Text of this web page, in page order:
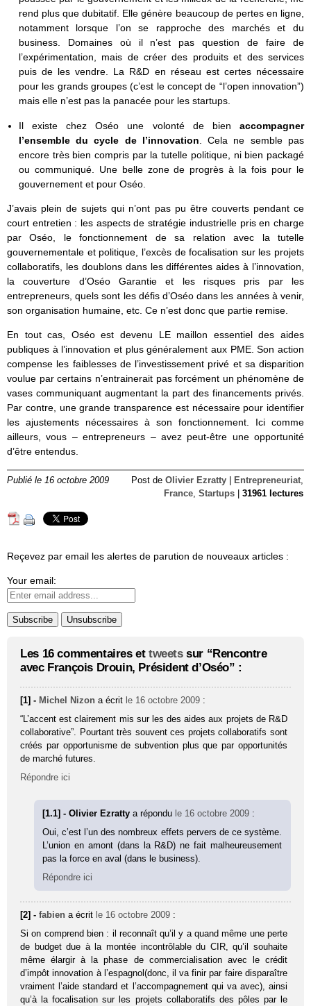
rend plus que dubitatif. Elle génère beaucoup de pertes en ligne,
notamment lorsque l’on se rapproche des marchés et du
business. Domaines où il n’est pas question de faire de
l’expérimentation, mais de créer des produits et des services
puis de les vendre. La R&D en réseau est certes nécessaire
pour les grands groupes (c’est le concept de “l’open innovation”)
mais elle n’est pas la panacée pour les startups.
Il existe chez Oséo une volonté de bien accompagner
l’ensemble du cycle de l’innovation . Cela ne semble pas
encore très bien compris par la tutelle politique, ni bien packagé
ou communiqué. Une belle zone de progrès à la fois pour le
gouvernement et pour Oséo.
J’avais plein de sujets qui n’ont pas pu être couverts pendant ce
court entretien : les aspects de stratégie industrielle pris en charge
par Oséo, le fonctionnement de sa relation avec la tutelle
gouvernementale et politique, l’excès de focalisation sur les projets
collaboratifs, les doublons dans les différentes aides à l’innovation,
la couverture d’Oséo Garantie et les risques pris par les
entrepreneurs, quels sont les défis d’Oséo dans les années à venir,
son organisation humaine, etc. Ce n’est donc que partie remise.
En tout cas, Oséo est devenu LE maillon essentiel des aides
publiques à l’innovation et plus généralement aux PME. Son action
compense les faiblesses de l’investissement privé et sa disparition
voulue par certains n’entrainerait pas forcément un phénomène de
vases communiquant augmentant la part des financements privés.
Par contre, une grande transparence est nécessaire pour identifier
les ajustements nécessaires à son fonctionnement. Ici comme
ailleurs, vous – entrepreneurs – avez peut-être une opportunité
d’être entendus.
Publié le 16 octobre 2009 Post de Olivier Ezratty Entrepreneuriat
France Startups 31961 lectures
Reçevez par email les alertes de parution de nouveaux articles :
Your email:
Les 16 commentaires et tweetssur “Rencontre
avec François Drouin, Président d’Oséo” :
[1] - Michel Nizon a écrit le 16 octobre 2009 :
“L’accent est clairement mis sur les des aides aux projets de R&D
collaborative”. Pourtant très souvent ces projets collaboratifs sont
créés par opportunisme de subvention plus que par opportunités
de marché futures.
Répondre ici
[1.1] - Olivier Ezrattya répondu le 16 octobre 2009 :
Oui, c’est l’un des nombreux effets pervers de ce système.
L’union en amont (dans la R&D) ne fait malheureusement
pas la force en aval (dans le business).
Répondre ici
[2] -fabien a écrit le 16 octobre 2009 :
Si on comprend bien : il reconnaît qu’il y a quand même une perte
de budget due à la montée incontrôlable du CIR, qu’il souhaite
même élargir à la phase de commercialisation avec le crédit
d’impôt innovation à l’espagnol(donc, il va finir par faire disparaître
vraiment l’aide standard et l’accompagnement qui va avec), ainsi
qu’à la focalisation sur les projets collaboratifs des pôles par le